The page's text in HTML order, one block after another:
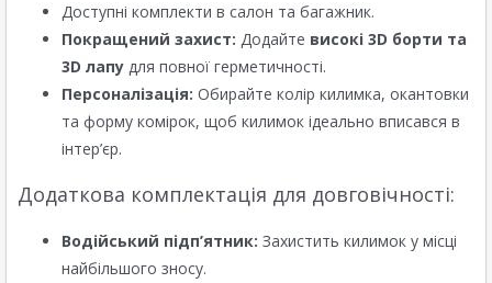
Доступні комплекти в салон та багажник.
Покращений захист: Додайте високі 3D борти та
3D лапу для повної герметичності.
Персоналізація: Обирайте колір килимка, окантовки
та форму комірок, щоб килимок ідеально вписався в
інтер’єр.
Додаткова комплектація для довговічності:
Водійський підп’ятник: Захистить килимок у місці
найбільшого зносу.